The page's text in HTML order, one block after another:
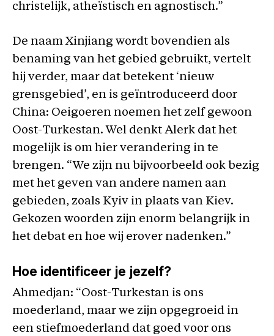
christelijk, atheïstisch en agnostisch.”
De naam Xinjiang wordt bovendien als
benaming van het gebied gebruikt, vertelt
hij verder, maar dat betekent ‘nieuw
grensgebied’, en is geïntroduceerd door
China: Oeigoeren noemen het zelf gewoon
Oost-Turkestan. Wel denkt Alerk dat het
mogelijk is om hier verandering in te
brengen. “We zijn nu bijvoorbeeld ook bezig
met het geven van andere namen aan
gebieden, zoals Kyiv in plaats van Kiev.
Gekozen woorden zijn enorm belangrijk in
het debat en hoe wij erover nadenken.”
Hoe identificeer je jezelf?
Ahmedjan: “Oost-Turkestan is ons
moederland, maar we zijn opgegroeid in
een stiefmoederland dat goed voor ons